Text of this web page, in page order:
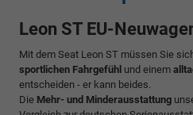
Leon ST EU-
Mit dem Seat Leon ST müssen Sie
sportlichen Fahrgefühl und einem
entscheiden - er kann beides.
Die Mehr- und Minderausstattung